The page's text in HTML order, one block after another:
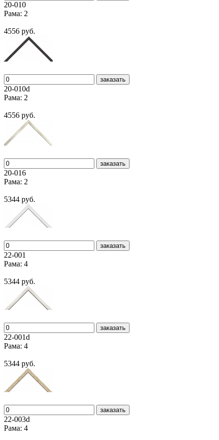
20-010
Рама: 2
4556 руб.
заказать
20-010d
Рама: 2
4556 руб.
заказать
20-016
Рама: 2
5344 руб.
заказать
22-001
Рама: 4
5344 руб.
заказать
22-001d
Рама: 4
5344 руб.
заказать
22-003d
Рама: 4